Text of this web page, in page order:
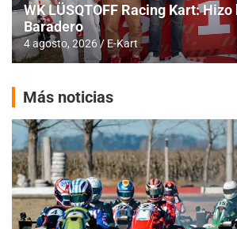
WK LÜSQTOFF Racing Kart:
Baradero
4 agosto, 2026 E-Kart
Más noticias